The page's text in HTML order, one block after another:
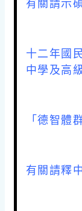
十二年國
中學及高
「德智
有關請釋